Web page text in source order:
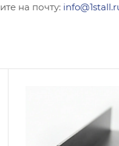
на почту:
Высота, мм
200